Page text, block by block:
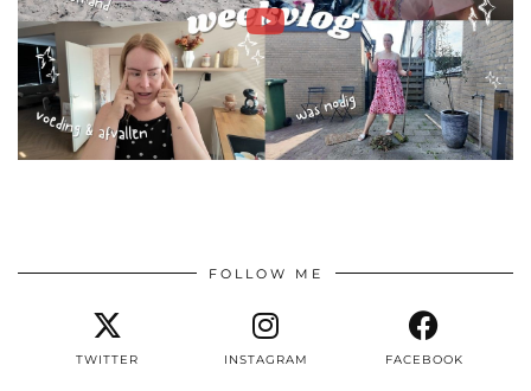
FOLLOW ME
TWITTER INSTAGRAM FACEBOOK